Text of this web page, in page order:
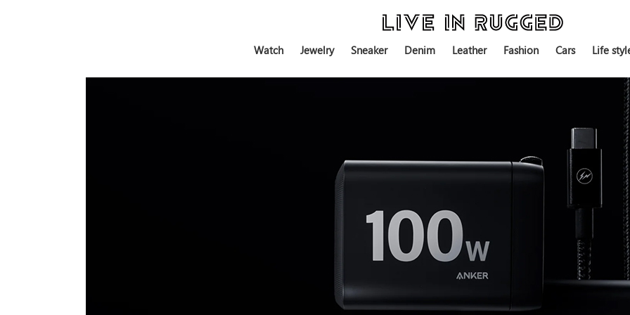
Watch Jewelry Sneaker Denim Leather Fashion Cars Life